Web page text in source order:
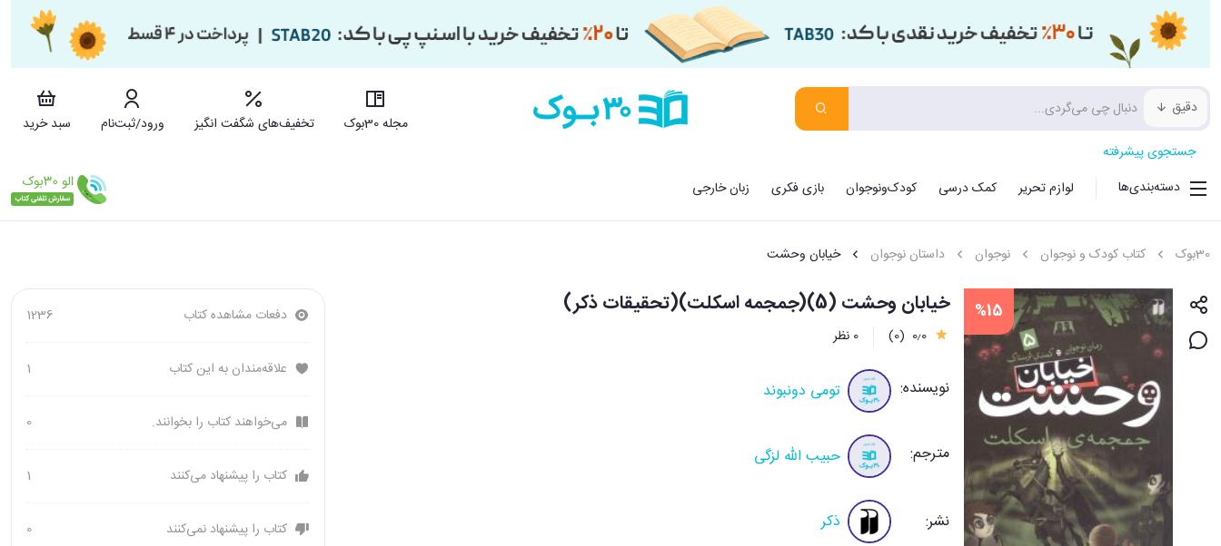
دقیق
مجله 30بوک تخفیف‌های شگفت انگیز ورود/ثبت‌نام
سبد خرید
جستجوی پیشرفته
دسته‌بندی‌ها
لوازم تحریر کمک درسی کودک‌ونوجوان بازی فکری زبان خارجی
30بوک کتاب کودک و نوجوان نوجوان داستان نوجوان خیابان وحشت
%15 خیابان وحشت (5)(جمجمه اسکلت)(تحقیقات ذکر)
0٫0 (0) 0 نظر
نویسنده: تومی دونبوند
مترجم: حبیب الله لزگی
نشر: ذکر
دفعات مشاهده کتاب 1236
علاقه‌مندان به این کتاب 1
می‌خواهند کتاب را بخوانند. 0
کتاب را پیشنهاد می‌کنند 1
کتاب را پیشنهاد نمی‌کنند 0